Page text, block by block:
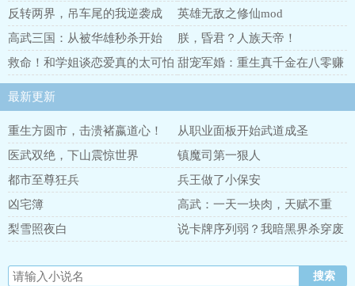
了
战
反转两界，吊车尾的我逆袭成
王！
英雄无敌之修仙mod
高武三国：从被华雄秒杀开始
朕，昏君？人族天帝！
救命！和学姐谈恋爱真的太可怕
了
甜宠军婚：重生真千金在八零赚
麻了
最新更新
重生方圆市，击溃褚嬴道心！
从职业面板开始武道成圣
医武双绝，下山震惊世界
镇魔司第一狠人
都市至尊狂兵
兵王做了小保安
凶宅簿
高武：一天一块肉，天赋不重
要！
梨雪照夜白
说卡牌序列弱？我暗黑界杀穿废